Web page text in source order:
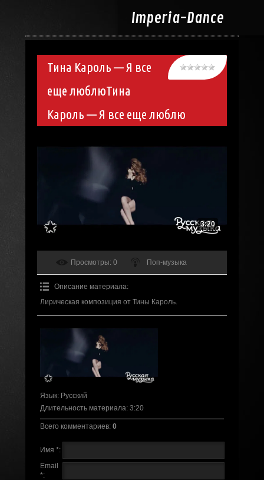
Imperia-Dance
Тина Кароль — Я все
еще люблюТина
Кароль — Я все еще люблю
3:20
Просмотры: 0 Поп-музыка
Описание материала:
Лирическая композиция от Тины Кароль.
Язык: Русский
Длительность материала: 3:20
Всего комментариев: 0
Имя *:
Email
*: